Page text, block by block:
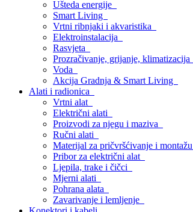
Ušteda energije
Smart Living
Vrtni ribnjaki i akvaristika
Elektroinstalacija
Rasvjeta
Prozračivanje, grijanje, klimatizacija
Voda
Akcija Gradnja & Smart Living
Alati i radionica
Vrtni alat
Električni alati
Proizvodi za njegu i maziva
Ručni alati
Materijal za pričvršćivanje i montažu
Pribor za električni alat
Ljepila, trake i čičci
Mjerni alati
Pohrana alata
Zavarivanje i lemljenje